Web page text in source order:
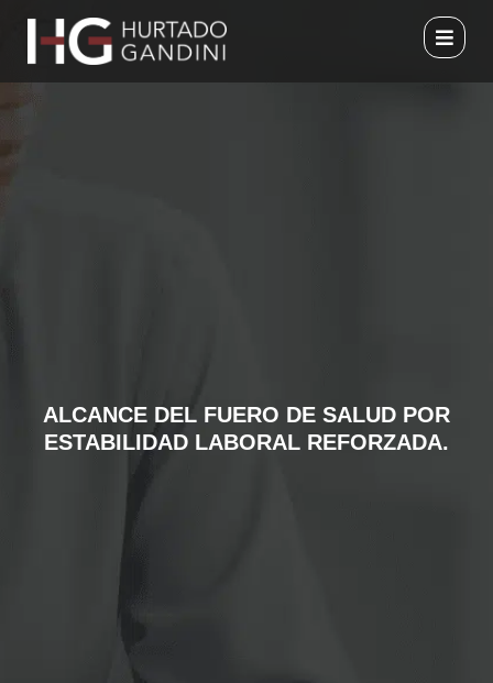
contenido
ALCANCE DEL FUERO DE SALUD POR
ESTABILIDAD LABORAL REFORZADA.